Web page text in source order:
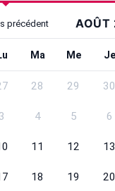
Tab pour
précédent AOÛT
par date -
LundiMa MardiMe Je
28 29 30
4 5 6
11 12 13
18 19 20